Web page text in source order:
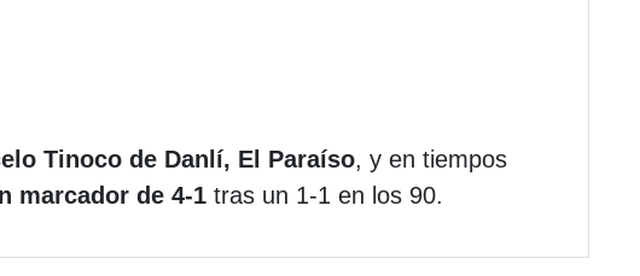
Tinoco de Danlí, El Paraíso, y en tiempos
marcador de 4-1 tras un 1-1 en los 90.